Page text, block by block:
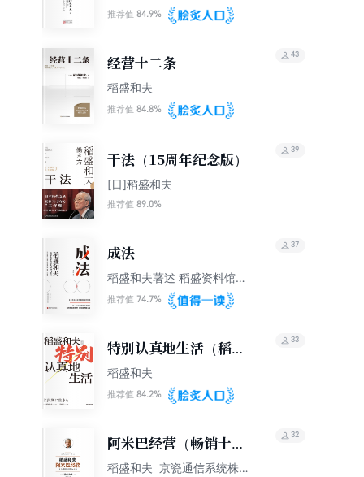
推荐值 84.9%
经营十二条
稻盛和夫
推荐值 84.8%
43
干法（15周年纪念版）
[日]稻盛和夫
推荐值 89.0%
39
成法
稻盛和夫著述 稻盛资料馆整
理
推荐值 74.7%
37
特别认真地生活（稻盛
和夫作品）
稻盛和夫
推荐值 84.2%
33
阿米巴经营（畅销十周
年纪念版）
稻盛和夫 京瓷通信系统株
32